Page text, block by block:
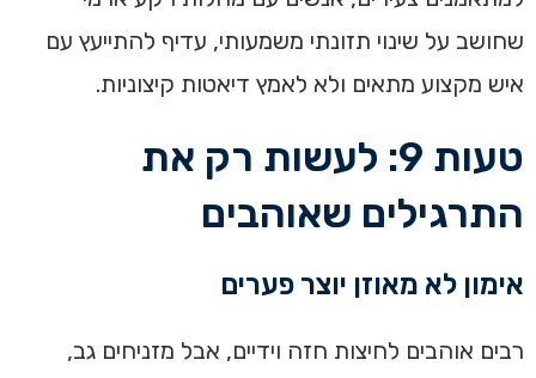
שחושב על שינוי תזונתי משמעותי, עדיף להתייעץ עם
איש מקצוע מתאים ולא לאמץ דיאטות קיצוניות.
טעות 9: לעשות רק את
התרגילים שאוהבים
אימון לא מאוזן יוצר פערים
רבים אוהבים לחיצות חזה וידיים, אבל מזניחים גב,